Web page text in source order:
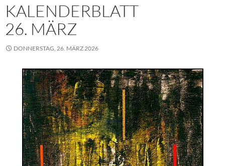
KALENDERBLATT
26. MÄRZ
DONNERSTAG, 26. MÄRZ 2026